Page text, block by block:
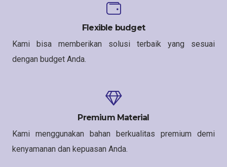
Flexible budget
Kami bisa memberikan solusi terbaik yang sesuai
dengan budget Anda.
Premium Material
Kami menggunakan bahan berkualitas premium demi
kenyamanan dan kepuasan Anda.